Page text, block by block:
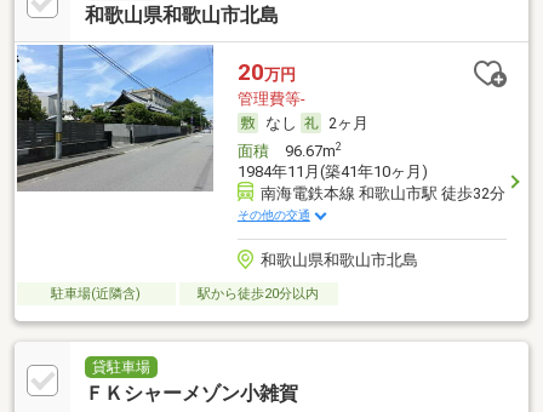
和歌山県和歌山市北島
20万円
管理費等-
なし
2ヶ月
面積96.67m2
1984年11月(築41年10ヶ月)
南海電鉄本線 和歌山市駅 徒歩32分
その他の交通
和歌山県和歌山市北島
駐車場(近隣含) 駅から徒歩20分以内
貸駐車場
ＦＫシャーメゾン小雑賀